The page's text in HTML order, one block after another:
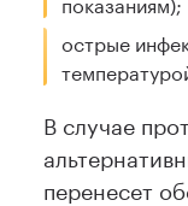
острые
В случае
перенесет